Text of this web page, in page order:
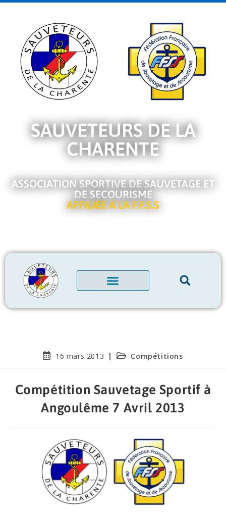
SAUVETEURS DE LA
CHARENTE
ASSOCIATION SPORTIVE DE SAUVETAGE ET
DE SECOURISME
AFFILIÉE À LA F.F.S.S
16 mars 2013 Compétitions
Compétition Sauvetage Sportif à
Angoulême 7 Avril 2013